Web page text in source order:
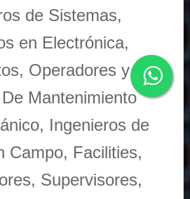
de Sistemas,
en Electrónica,
Operadores y
Mantenimiento
Ingenieros de
Campo, Facilities,
Supervisores,